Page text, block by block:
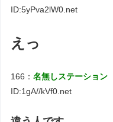
ID:5yPva2lW0.net
えっ
166：名無しステーション
ID:1gA//kVf0.net